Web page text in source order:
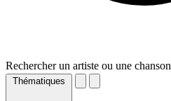
Rechercher un artiste ou une chanson
Thématiques